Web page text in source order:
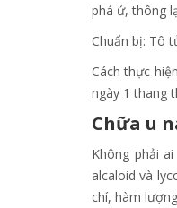
phá ứ, thông
Chuẩn bị: Tô
Cách thực
ngày 1 thang
Chữa u
Không phải
alcaloid và
chí, hàm